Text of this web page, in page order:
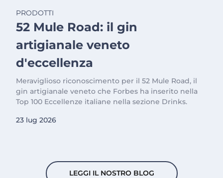
PRODOTTI
52 Mule Road: il gin
artigianale veneto
d'eccellenza
Meraviglioso riconoscimento per il 52 Mule Road, il
gin artigianale veneto che Forbes ha inserito nella
Top 100 Eccellenze italiane nella sezione Drinks.
23 lug 2026
LEGGI IL NOSTRO BLOG